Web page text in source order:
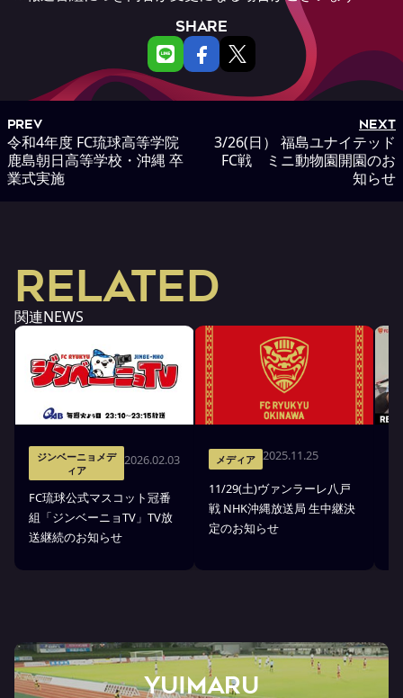
SHARE
PREV
令和4年度 FC琉球高等学院
鹿島朝日高等学校・沖縄 卒
業式実施
NEXT
3/26(日） 福島ユナイテッド
FC戦 ミニ動物園開園のお
知らせ
RELATED
関連NEWS
ジンベーニョメデ
ィア
2026.02.03
FC琉球公式マスコット冠番
組「ジンベーニョTV」TV放
送継続のお知らせ
メディア 2025.11.25
11/29(土)ヴァンラーレ八戸
戦 NHK沖縄放送局 生中継決
定のお知らせ
YUIMARU